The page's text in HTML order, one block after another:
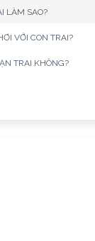
LÀM SAO?
VỚI CON TRAI?
TRAI KHÔNG?